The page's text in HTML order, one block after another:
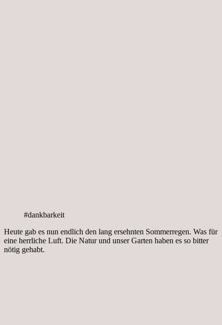
#dankbarkeit
Heute gab es nun endlich den lang ersehnten Sommerregen. Was für
eine herrliche Luft. Die Natur und unser Garten haben es so bitter
nötig gehabt.